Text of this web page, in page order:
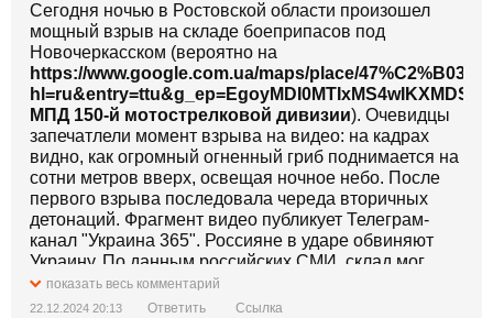
Сегодня ночью в Ростовской области произошел
мощный взрыв на складе боеприпасов под
Новочеркасском (вероятно на
https://www.google.com.ua/maps/place/
МПД 150-й мотострелковой дивизии). Очевидцы
запечатлели момент взрыва на видео: на кадрах
видно, как огромный огненный гриб поднимается на
сотни метров вверх, освещая ночное небо. После
первого взрыва последовала череда вторичных
детонаций. Фрагмент видео публикует Телеграм-
канал "Украина 365". Россияне в ударе обвиняют
Украину. По данным российских СМИ, склад мог
принадлежать 150-й мотострелковой дивизии ,
которая участвует в наступлении на Кураховском
показать весь комментарий
22.12.2024 20:13 Ответить Ссылка